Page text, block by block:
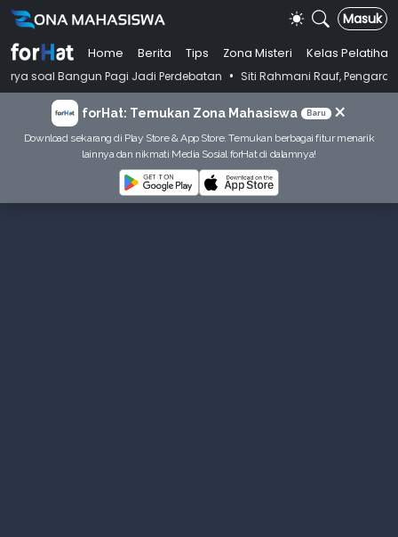
Masuk
Home Berita Tips Zona Misteri
Kelas Pelatihan
Pagi Jadi Perdebatan • Siti Rahmani Rauf, Pengarang Buku
forHat: Temukan Zona Mahasiswa Baru ×
Download sekarang di Play Store & App Store. Temukan berbagai fitur menarik
lainnya dan nikmati Media Sosial forHat di dalamnya!